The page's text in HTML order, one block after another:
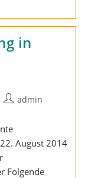
in
Beitrags-
admin
August 2014
Folgende